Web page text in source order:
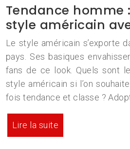
Tendance homme
style américain
Le style américain s’exporte
pays. Ses basiques
fans de ce look. Quels sont
style américain si l’on
fois tendance et classe ?
Lire la suite